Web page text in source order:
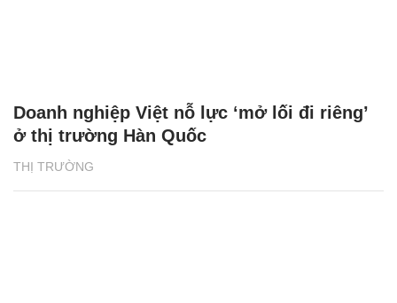
THỊ TRƯỜNG
Doanh nghiệp Việt nỗ lực ‘mở lối đi riêng’
ở thị trường Hàn Quốc